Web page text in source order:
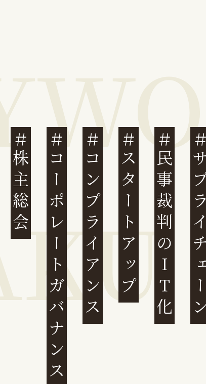
株主総会 コーポレートガバナンスコンプライアンススタートアップ民事裁判のIT化サプラ